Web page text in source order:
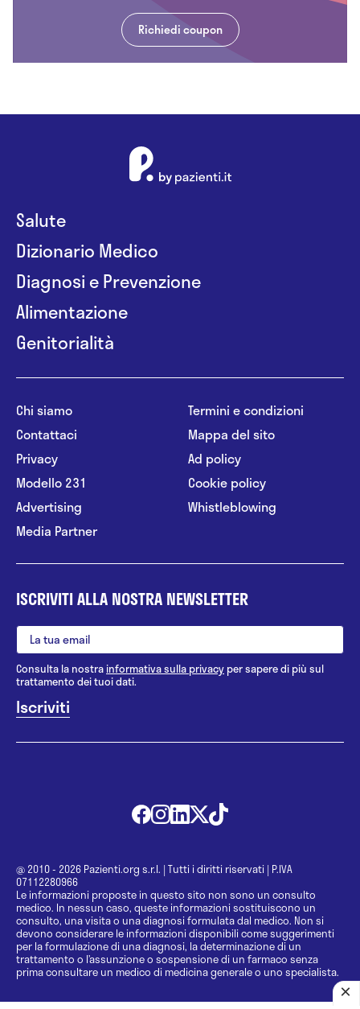
Richiedi coupon
Salute
Dizionario Medico
Diagnosi e Prevenzione
Alimentazione
Genitorialità
Chi siamo
Contattaci
Privacy
Modello 231
Advertising
Media Partner
Termini e condizioni
Mappa del sito
Ad policy
Cookie policy
Whistleblowing
ISCRIVITI ALLA NOSTRA NEWSLETTER
Consulta la nostrainformativa sulla privacy per sapere di più sul
trattamento dei tuoi dati.
@ 2010 - 2026 Pazienti.org s.r.l. | Tutti i diritti riservati | P.IVA
07112280966
Le informazioni proposte in questo sito non sono un consulto
medico. In nessun caso, queste informazioni sostituiscono un
consulto, una visita o una diagnosi formulata dal medico. Non si
devono considerare le informazioni disponibili come suggerimenti
per la formulazione di una diagnosi, la determinazione di un
trattamento o l’assunzione o sospensione di un farmaco senza
prima consultare un medico di medicina generale o uno specialista.